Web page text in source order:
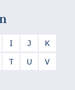
I J
K
T U
V